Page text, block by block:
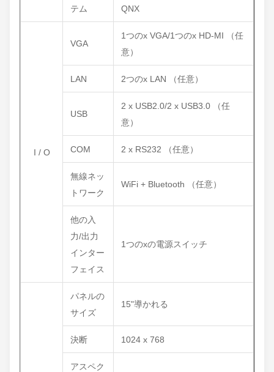
テム QNX
I / O
VGA
1つのx VGA/1つのx HD-MI （任
意）
LAN 2つのx LAN （任意）
USB
2 x USB2.0/2 x USB3.0 （任
意）
COM 2 x RS232 （任意）
無線ネッ
トワーク
WiFi + Bluetooth （任意）
他の入
力/出力
インター
フェイス
1つのxの電源スイッチ
パネルの
サイズ
15"導かれる
決断 1024 x 768
アスペク